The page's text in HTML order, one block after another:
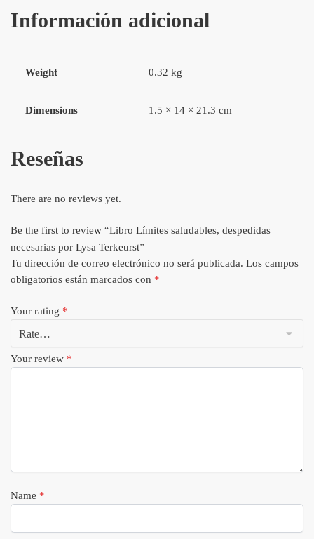
Información adicional
Weight 0.32 kg
Dimensions 1.5 × 14 × 21.3 cm
Reseñas
There are no reviews yet.
Be the first to review “Libro Límites saludables, despedidas
necesarias por Lysa Terkeurst”
Tu dirección de correo electrónico no será publicada. Los campos
obligatorios están marcados con *
Your rating *
Your review *
Name *